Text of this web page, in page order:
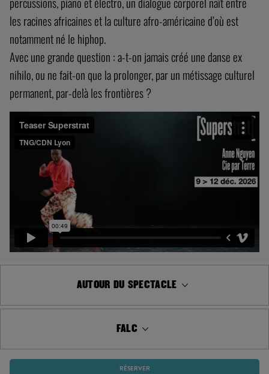
les racines africaines et la culture afro-américaine d’où est
notamment né le hiphop.
Avec une grande question : a-t-on jamais créé une danse ex
nihilo, ou ne fait-on que la prolonger, par un métissage culturel
permanent, par-delà les frontières ?
AUTOUR DU SPECTACLE
FALC
RÉSERVER